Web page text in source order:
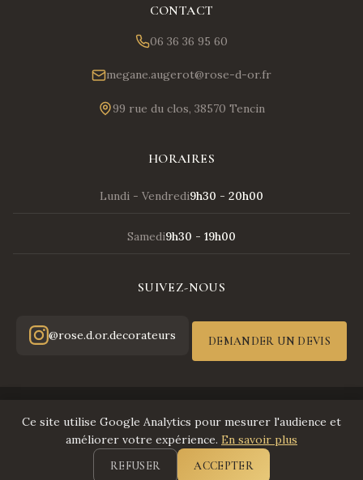
CONTACT
06 36 36 95 60
megane.augerot@rose-d-or.fr
99 rue du clos, 38570 Tencin
HORAIRES
Lundi - Vendredi9h30 - 20h00
Samedi9h30 - 19h00
SUIVEZ-NOUS
@rose.d.or.decorateurs DEMANDER UN DEVIS
Mentions légales
|
Politique de confidentialité
Ce site utilise Google Analytics pour mesurer l'audience et
améliorer votre expérience. En savoir plus
REFUSER ACCEPTER